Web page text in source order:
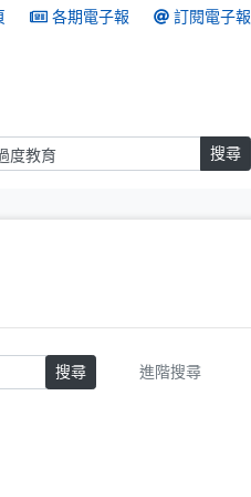
各期電子報 訂閱電子報
搜尋
搜尋 進階搜尋